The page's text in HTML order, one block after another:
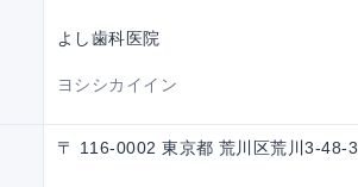
よし歯科医院
ヨシシカイイン
〒 116-0002 東京都 荒川区荒川3-48-3